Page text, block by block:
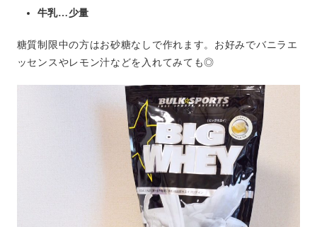
牛乳…少量
糖質制限中の方はお砂糖なしで作れます。お好みでバニラエ
ッセンスやレモン汁などを入れてみても◎